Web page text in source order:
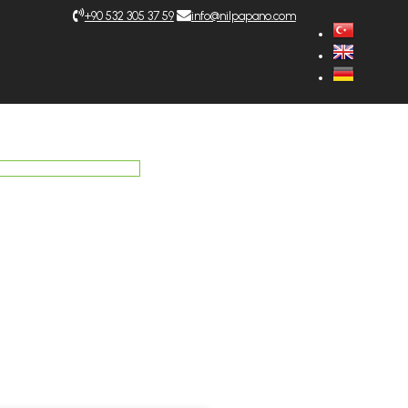
+9‎0 532 305 37 59 info@nilpapano.com